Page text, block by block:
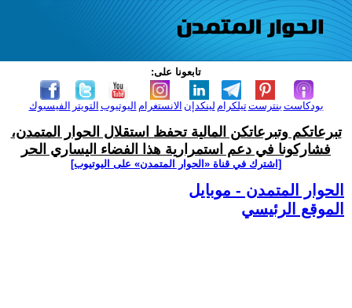
تابعونا على:
الفيسبوك التويتر اليوتيوب الانستغرام لينكدإن تيلكرامبنترست بودكاست
تبرعاتكم وتبرعاتكن المالية تحفظ استقلال الحوار المتمدن،
فشاركونا في دعم استمرارية هذا الفضاء اليساري الحر
[اشترك في قناة ‫«الحوار المتمدن» على اليوتيوب]
الحوار المتمدن - موبايل
الموقع الرئيسي